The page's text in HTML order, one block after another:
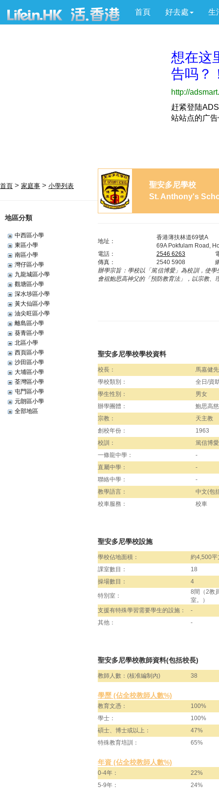
首頁 好去處 生
首頁 > 家庭事 > 小學列表
地區分類
中西區小學
東區小學
南區小學
灣仔區小學
九龍城區小學
觀塘區小學
深水埗區小學
黃大仙區小學
油尖旺區小學
離島區小學
葵青區小學
北區小學
西頁區小學
沙田區小學
大埔區小學
荃灣區小學
屯門區小學
元朗區小學
全部地區
聖安多尼學校
St. Anthony's
地址：
香港薄扶林道69號A
69A Pokfulam Road,
電話：
2546 6263
傳真：
2540 5908
辦學宗旨： 學校以「篤信博愛」為校訓，使
會祖鮑思高神父的「預防教育法」，以宗教
聖安多尼學校學校資料
校長：
馬嘉健
學校類別：
全日/資
學生性別：
男女
辦學團體：
鮑思高
宗教：
天主教
創校年份：
1963
校訓：
篤信博愛
一條龍中學：
-
直屬中學：
-
聯絡中學：
-
教學語言：
中文(包
校車服務：
校車
聖安多尼學校設施
學校佔地面積：
約4,500平
課室數目：
18
操場數目：
4
特別室：
8間（2教
室。）
支援有特殊學習需要學生的設施：
-
其他：
-
聖安多尼學校教師資料(包括校長)
教師人數：(核准編制內) 38
學歷 (佔全校教師人數%)
教育文憑：
100%
學士：
100%
碩士、博士或以上：
47%
特殊教育培訓：
65%
年資 (佔全校教師人數%)
0-4年：
22%
5-9年：
24%